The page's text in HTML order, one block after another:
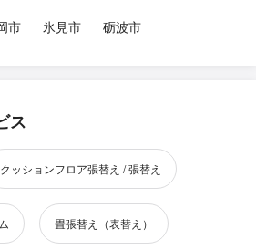
市 氷見市 砺波市
ス
クッションフロア張替え / 張替え
畳張替え（表替え）